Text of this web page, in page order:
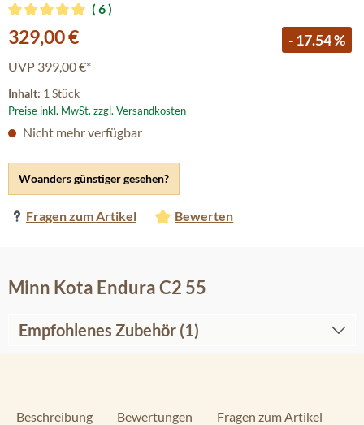
Durchschnittliche Bewertung von 5 von 5 Sternen
6
Verkaufspreis:
329,00 € - 17.54 %
UVP 399,00 €*
Inhalt: 1 Stück
Preise inkl. MwSt. zzgl. Versandkosten
Woanders günstiger gesehen?
Fragen zum Artikel Bewerten
Nicht mehr verfügbar
Minn Kota Endura C2 55
Empfohlenes Zubehör (1)
Beschreibung Bewertungen Fragen zum Artikel